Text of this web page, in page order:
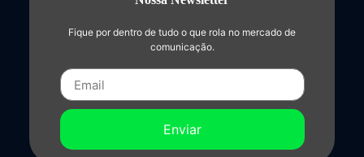
Fique por dentro de tudo o que rola no mercado de
comunicação.
Enviar